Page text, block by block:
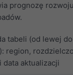
prognozę
tabeli (od lewej do
region,
data aktualizacji